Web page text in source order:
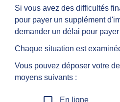
Si vous avez des difficultés
pour payer un supplément
demander un délai pour
Chaque situation est
Vous pouvez déposer votre
moyens suivants :
En ligne